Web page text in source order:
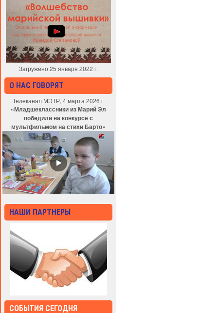
Загружено 25 января 2022 г.
О НАС ГОВОРЯТ
Телеканал МЭТР, 4 марта 2026 г.
«Младшеклассники из Марий Эл
победили на конкурсе с
мультфильмом на стихи Барто»
НАШИ ПАРТНЕРЫ
СОБЫТИЯ СЕГОДНЯ